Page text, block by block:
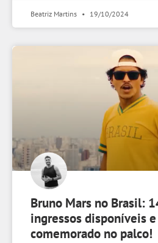
Beatriz Martins 19/10/2024
Bruno Mars no Brasil:
ingressos disponíveis
comemorado no palco!